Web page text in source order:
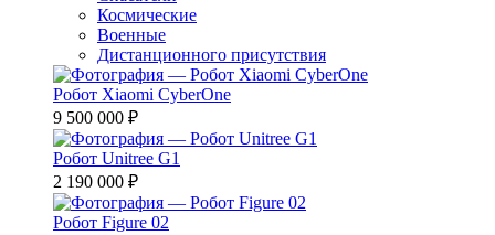
Космические
Военные
Дистанционного присутствия
Робот Xiaomi CyberOne
9 500 000 ₽
Робот Unitree G1
2 190 000 ₽
Робот Figure 02